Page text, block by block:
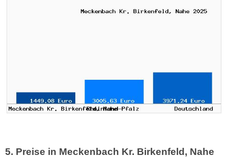
5. Preise in Meckenbach Kr. Birkenfeld, Nahe